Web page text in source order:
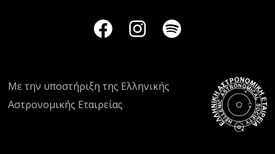
Με την υποστήριξη της Ελληνικής
Αστρονομικής Εταιρείας